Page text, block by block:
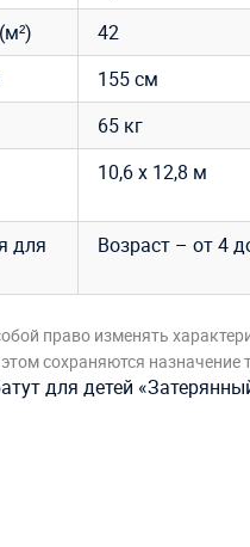
42
155 см
65 кг
10,6 х 12,8 м
для
Возраст – от 4
право изменять
сохраняются назначение
для детей